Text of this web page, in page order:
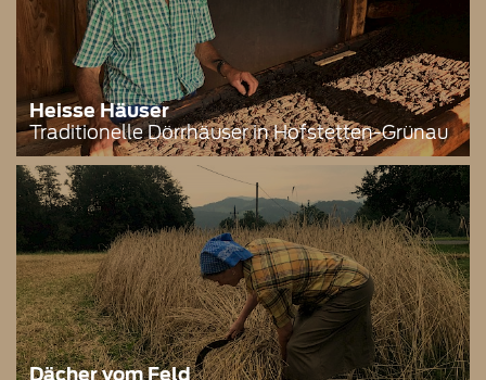
Heisse Häuser
Traditionelle Dörrhäuser in Hofstetten-Grünau
Dächer vom Feld